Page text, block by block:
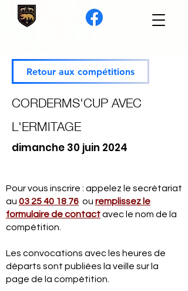
Retour aux compétitions
CORDERMS'CUP AVEC
L'ERMITAGE
dimanche 30 juin 2024
Pour vous inscrire : appelez le secrétariat
au 03 25 40 18 76 ou remplissez le
formulaire de contactavec le nom de la
compétition.
Les convocations avec les heures de
départs sont publiées la veille sur la
page de la compétition.